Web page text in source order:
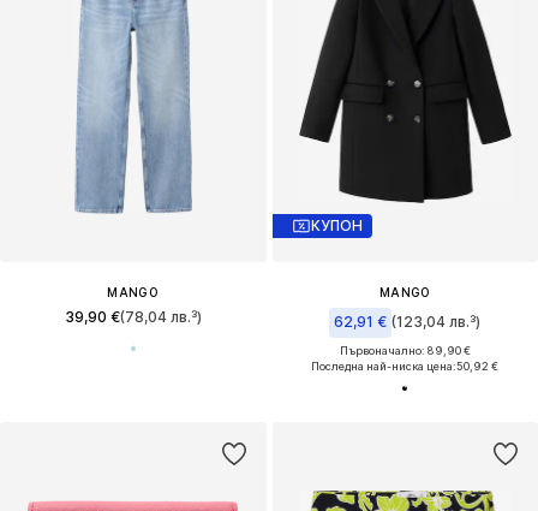
MANGO
39,90 €(78,04 лв.³)
КУПОН
MANGO
62,91 € (123,04 лв.³)
Първоначално: 89,90 €
Последна най-ниска цена:50,92 €